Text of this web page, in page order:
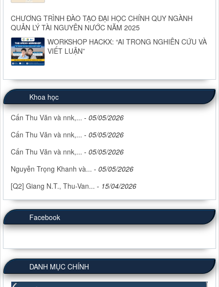
CHƯƠNG TRÌNH ĐÀO TẠO ĐẠI HỌC CHÍNH QUY NGÀNH
QUẢN LÝ TÀI NGUYÊN NƯỚC NĂM 2025
WORKSHOP HACKX: “AI TRONG NGHIÊN CỨU VÀ
VIẾT LUẬN”
Khoa học
Cấn Thu Văn và nnk,... - 05/05/2026
Cấn Thu Văn và nnk,... - 05/05/2026
Cấn Thu Văn và nnk,... - 05/05/2026
Nguyễn Trọng Khanh và... - 05/05/2026
[Q2] Giang N.T., Thu-Van... - 15/04/2026
Facebook
DANH MỤC CHÍNH